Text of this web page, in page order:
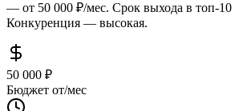
— от 50 000 ₽/мес. Срок выхода в топ-
Конкуренция — высокая.
50 000 ₽
Бюджет от/мес